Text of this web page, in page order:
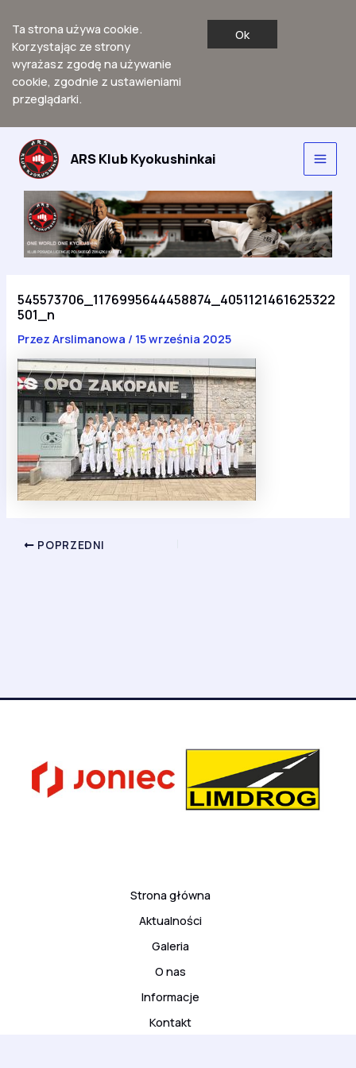
Ta strona używa cookie.
Korzystając ze strony
wyrażasz zgodę na używanie
cookie, zgodnie z ustawieniami
przeglądarki.
Ok
Przejdź
treści
ARS Klub Kyokushinkai
Main
545573706_1176995644458874_4051121461625322
501_n
PrzezArslimanowa / 15 września 2025
POPRZEDNI
Strona główna
Aktualności
Galeria
O nas
Informacje
Kontakt